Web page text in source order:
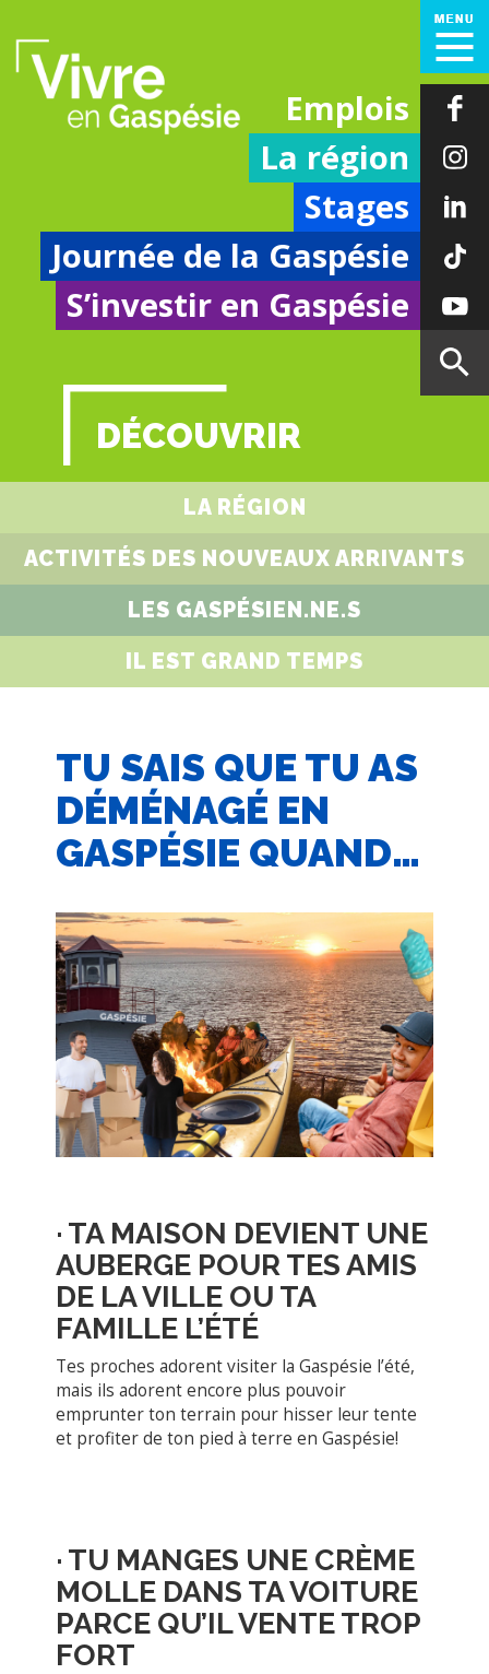
Emplois
La région
Stages
Journée de la Gaspésie
S’investir en Gaspésie
DÉCOUVRIR
LA RÉGION
ACTIVITÉS DES NOUVEAUX ARRIVANTS
LES GASPÉSIEN.NE.S
IL EST GRAND TEMPS
TU SAIS QUE TU AS
DÉMÉNAGÉ EN
GASPÉSIE QUAND…
· TA MAISON DEVIENT UNE
AUBERGE POUR TES AMIS
DE LA VILLE OU TA
FAMILLE L’ÉTÉ
Tes proches adorent visiter la Gaspésie l’été,
mais ils adorent encore plus pouvoir
emprunter ton terrain pour hisser leur tente
et profiter de ton pied à terre en Gaspésie!
· TU MANGES UNE CRÈME
MOLLE DANS TA VOITURE
PARCE QU’IL VENTE TROP
FORT